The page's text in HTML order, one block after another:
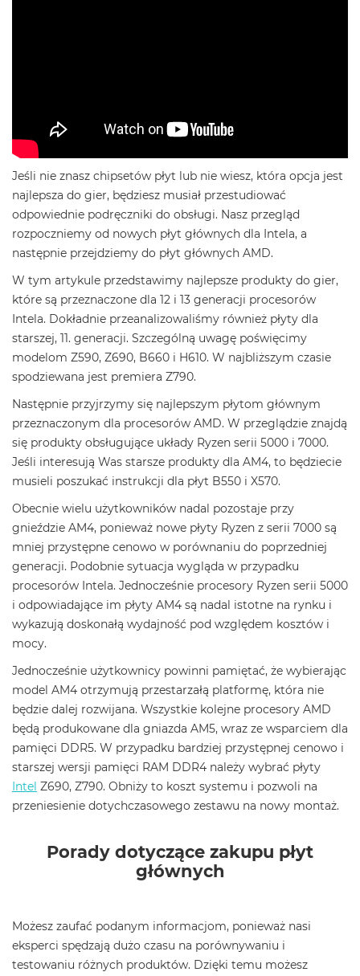
Jeśli nie znasz chipsetów płyt lub nie wiesz, która opcja jest
najlepsza do gier, będziesz musiał przestudiować
odpowiednie podręczniki do obsługi. Nasz przegląd
rozpoczniemy od nowych płyt głównych dla Intela, a
następnie przejdziemy do płyt głównych AMD.
W tym artykule przedstawimy najlepsze produkty do gier,
które są przeznaczone dla 12 i 13 generacji procesorów
Intela. Dokładnie przeanalizowaliśmy również płyty dla
starszej, 11. generacji. Szczególną uwagę poświęcimy
modelom Z590, Z690, B660 i H610. W najbliższym czasie
spodziewana jest premiera Z790.
Następnie przyjrzymy się najlepszym płytom głównym
przeznaczonym dla procesorów AMD. W przeglądzie znajdą
się produkty obsługujące układy Ryzen serii 5000 i 7000.
Jeśli interesują Was starsze produkty dla AM4, to będziecie
musieli poszukać instrukcji dla płyt B550 i X570.
Obecnie wielu użytkowników nadal pozostaje przy
gnieździe AM4, ponieważ nowe płyty Ryzen z serii 7000 są
mniej przystępne cenowo w porównaniu do poprzedniej
generacji. Podobnie sytuacja wygląda w przypadku
procesorów Intela. Jednocześnie procesory Ryzen serii 5000
i odpowiadające im płyty AM4 są nadal istotne na rynku i
wykazują doskonałą wydajność pod względem kosztów i
mocy.
Jednocześnie użytkownicy powinni pamiętać, że wybierając
model AM4 otrzymują przestarzałą platformę, która nie
będzie dalej rozwijana. Wszystkie kolejne procesory AMD
będą produkowane dla gniazda AM5, wraz ze wsparciem dla
pamięci DDR5. W przypadku bardziej przystępnej cenowo i
starszej wersji pamięci RAM DDR4 należy wybrać płyty
Intel Z690, Z790. Obniży to koszt systemu i pozwoli na
przeniesienie dotychczasowego zestawu na nowy montaż.
Porady dotyczące zakupu płyt
głównych
Możesz zaufać podanym informacjom, ponieważ nasi
eksperci spędzają dużo czasu na porównywaniu i
testowaniu różnych produktów. Dzięki temu możesz